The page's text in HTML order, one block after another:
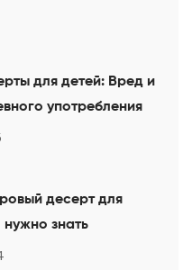
для детей: Вред и
употребления
десерт для
нужно знать